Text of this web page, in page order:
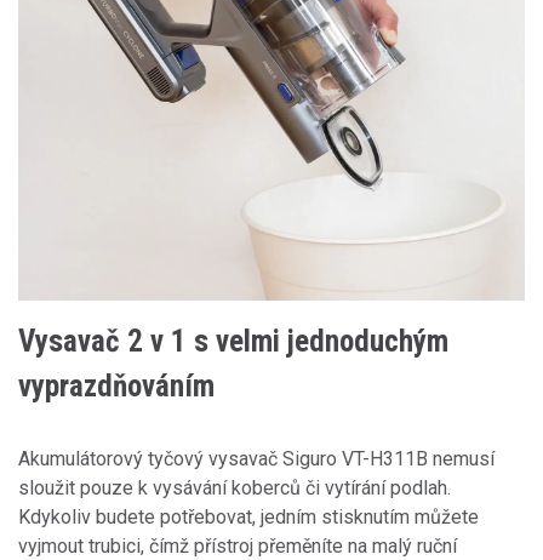
Vysavač 2 v 1 s velmi jednoduchým
vyprazdňováním
Akumulátorový tyčový vysavač Siguro VT-H311B nemusí
sloužit pouze k vysávání koberců či vytírání podlah.
Kdykoliv budete potřebovat, jedním stisknutím můžete
vyjmout trubici, čímž přístroj přeměníte na malý ruční